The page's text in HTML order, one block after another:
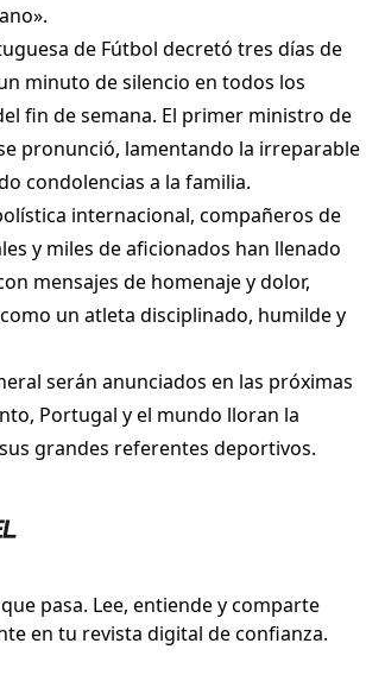
de Fútbol decretó tres días de
minuto de silencio en todos los
fin de semana. El primer ministro de
pronunció, lamentando la irreparable
condolencias a la familia.
internacional, compañeros de
y miles de aficionados han llenado
mensajes de homenaje y dolor,
un atleta disciplinado, humilde y
serán anunciados en las próximas
Portugal y el mundo lloran la
grandes referentes deportivos.
pasa. Lee, entiende y comparte
en tu revista digital de confianza.